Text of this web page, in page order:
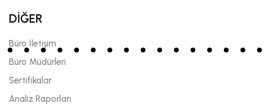
DİĞER
Büro İletişim
Büro Müdürleri
Sertifikalar
Analiz Raporları